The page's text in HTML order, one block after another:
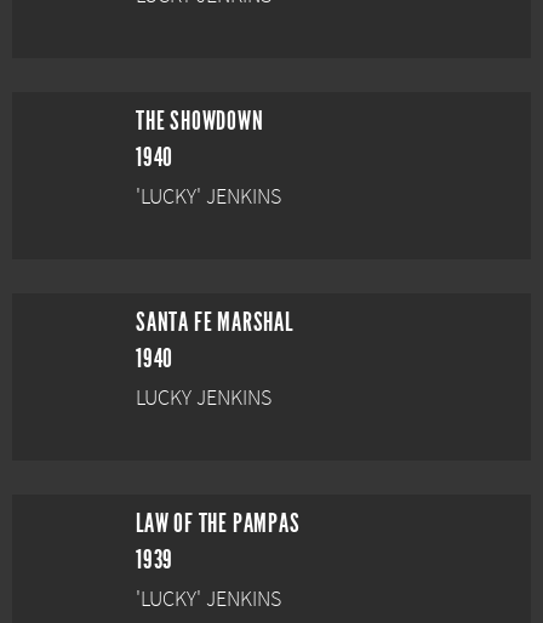
THE SHOWDOWN
1940
'LUCKY' JENKINS
SANTA FE MARSHAL
1940
LUCKY JENKINS
LAW OF THE PAMPAS
1939
'LUCKY' JENKINS